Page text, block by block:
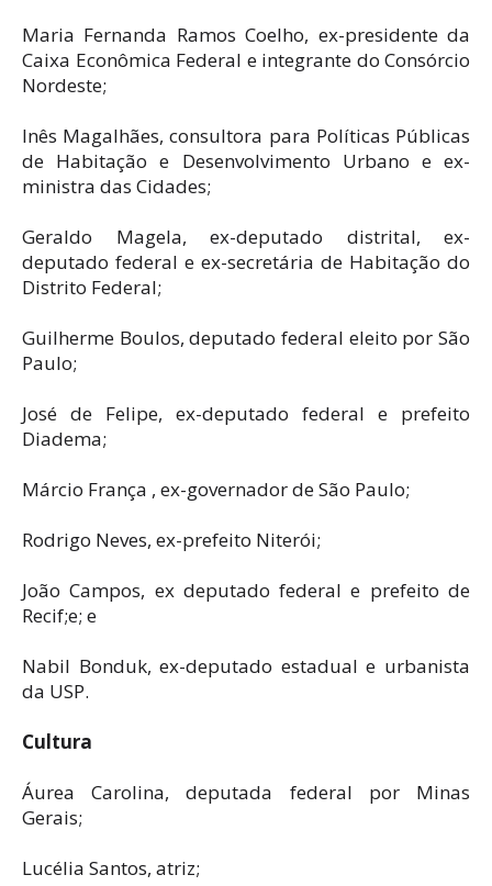
Maria Fernanda Ramos Coelho, ex-presidente da
Caixa Econômica Federal e integrante do Consórcio
Nordeste;
Inês Magalhães, consultora para Políticas Públicas
de Habitação e Desenvolvimento Urbano e ex-
ministra das Cidades;
Geraldo Magela, ex-deputado distrital, ex-
deputado federal e ex-secretária de Habitação do
Distrito Federal;
Guilherme Boulos, deputado federal eleito por São
Paulo;
José de Felipe, ex-deputado federal e prefeito
Diadema;
Márcio França , ex-governador de São Paulo;
Rodrigo Neves, ex-prefeito Niterói;
João Campos, ex deputado federal e prefeito de
Recif;e; e
Nabil Bonduk, ex-deputado estadual e urbanista
da USP.
Cultura
Áurea Carolina, deputada federal por Minas
Gerais;
Lucélia Santos, atriz;